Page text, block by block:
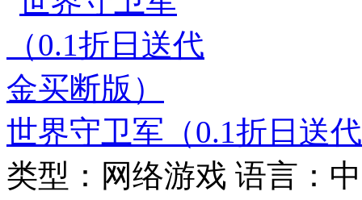
世界守卫军（0.1折日送
类型： 网络游戏 语言：